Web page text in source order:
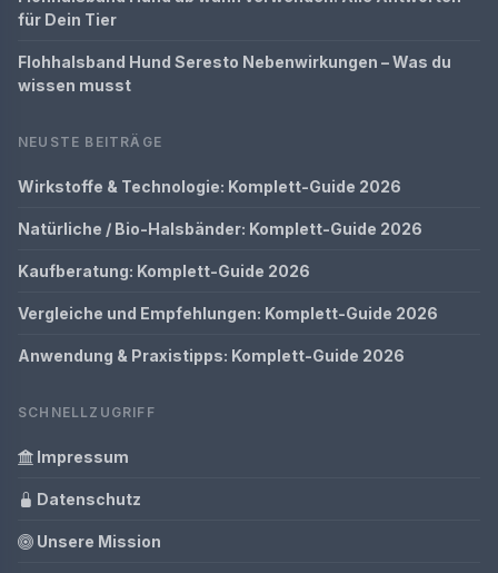
für Dein Tier
Flohhalsband Hund Seresto Nebenwirkungen – Was du
wissen musst
NEUSTE BEITRÄGE
Wirkstoffe & Technologie: Komplett-Guide 2026
Natürliche / Bio-Halsbänder: Komplett-Guide 2026
Kaufberatung: Komplett-Guide 2026
Vergleiche und Empfehlungen: Komplett-Guide 2026
Anwendung & Praxistipps: Komplett-Guide 2026
SCHNELLZUGRIFF
Impressum
Datenschutz
Unsere Mission